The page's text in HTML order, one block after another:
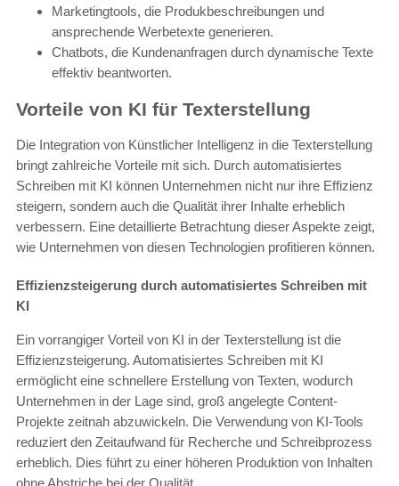
Marketingtools, die Produkbeschreibungen und
ansprechende Werbetexte generieren.
Chatbots, die Kundenanfragen durch dynamische Texte
effektiv beantworten.
Vorteile von KI für Texterstellung
Die Integration von Künstlicher Intelligenz in die Texterstellung
bringt zahlreiche Vorteile mit sich. Durch automatisiertes
Schreiben mit KI können Unternehmen nicht nur ihre Effizienz
steigern, sondern auch die Qualität ihrer Inhalte erheblich
verbessern. Eine detaillierte Betrachtung dieser Aspekte zeigt,
wie Unternehmen von diesen Technologien profitieren können.
Effizienzsteigerung durch automatisiertes Schreiben mit
KI
Ein vorrangiger Vorteil von KI in der Texterstellung ist die
Effizienzsteigerung. Automatisiertes Schreiben mit KI
ermöglicht eine schnellere Erstellung von Texten, wodurch
Unternehmen in der Lage sind, groß angelegte Content-
Projekte zeitnah abzuwickeln. Die Verwendung von KI-Tools
reduziert den Zeitaufwand für Recherche und Schreibprozess
erheblich. Dies führt zu einer höheren Produktion von Inhalten
ohne Abstriche bei der Qualität.